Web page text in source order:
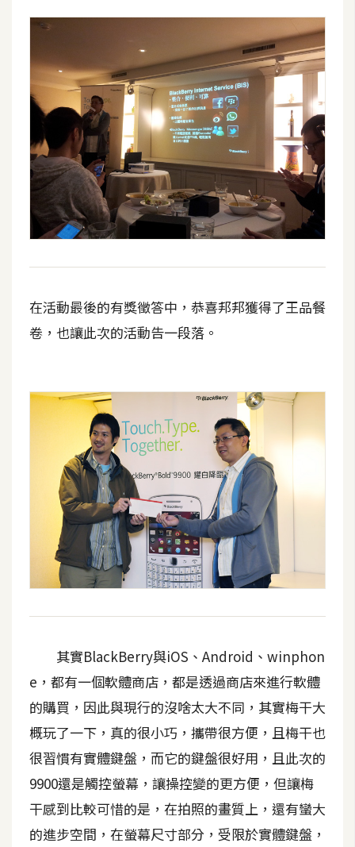
在活動最後的有獎徵答中，恭喜邦邦獲得了王品餐
卷，也讓此次的活動告一段落。
其實BlackBerry與iOS、Android、winphon
e，都有一個軟體商店，都是透過商店來進行軟體
的購買，因此與現行的沒啥太大不同，其實梅干大
概玩了一下，真的很小巧，攜帶很方便，且梅干也
很習慣有實體鍵盤，而它的鍵盤很好用，且此次的
9900還是觸控螢幕，讓操控變的更方便，但讓梅
干感到比較可惜的是，在拍照的畫質上，還有蠻大
的進步空間，在螢幕尺寸部分，受限於實體鍵盤，